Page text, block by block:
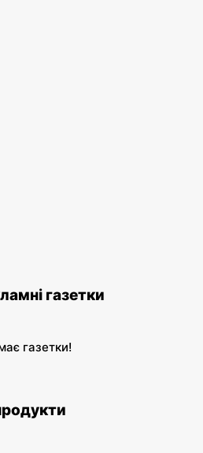
газетки
газетки!